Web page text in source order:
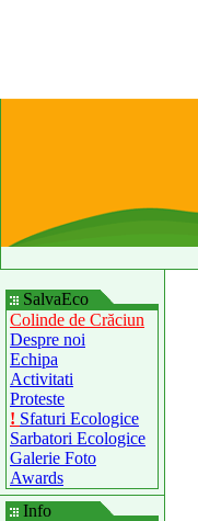
SalvaEco
Colinde de Crăciun
Despre noi
Echipa
Activitati
Proteste
! Sfaturi Ecologice
Sarbatori Ecologice
Galerie Foto
Awards
Info